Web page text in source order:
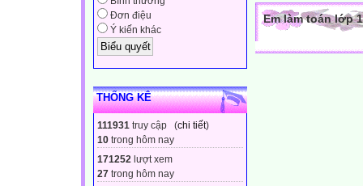
Đơn điệu
Ý kiến khác
THỐNG KÊ
111931 truy cập (chi tiết)
10 trong hôm nay
171252 lượt xem
27 trong hôm nay
Em làm toán lớp 1